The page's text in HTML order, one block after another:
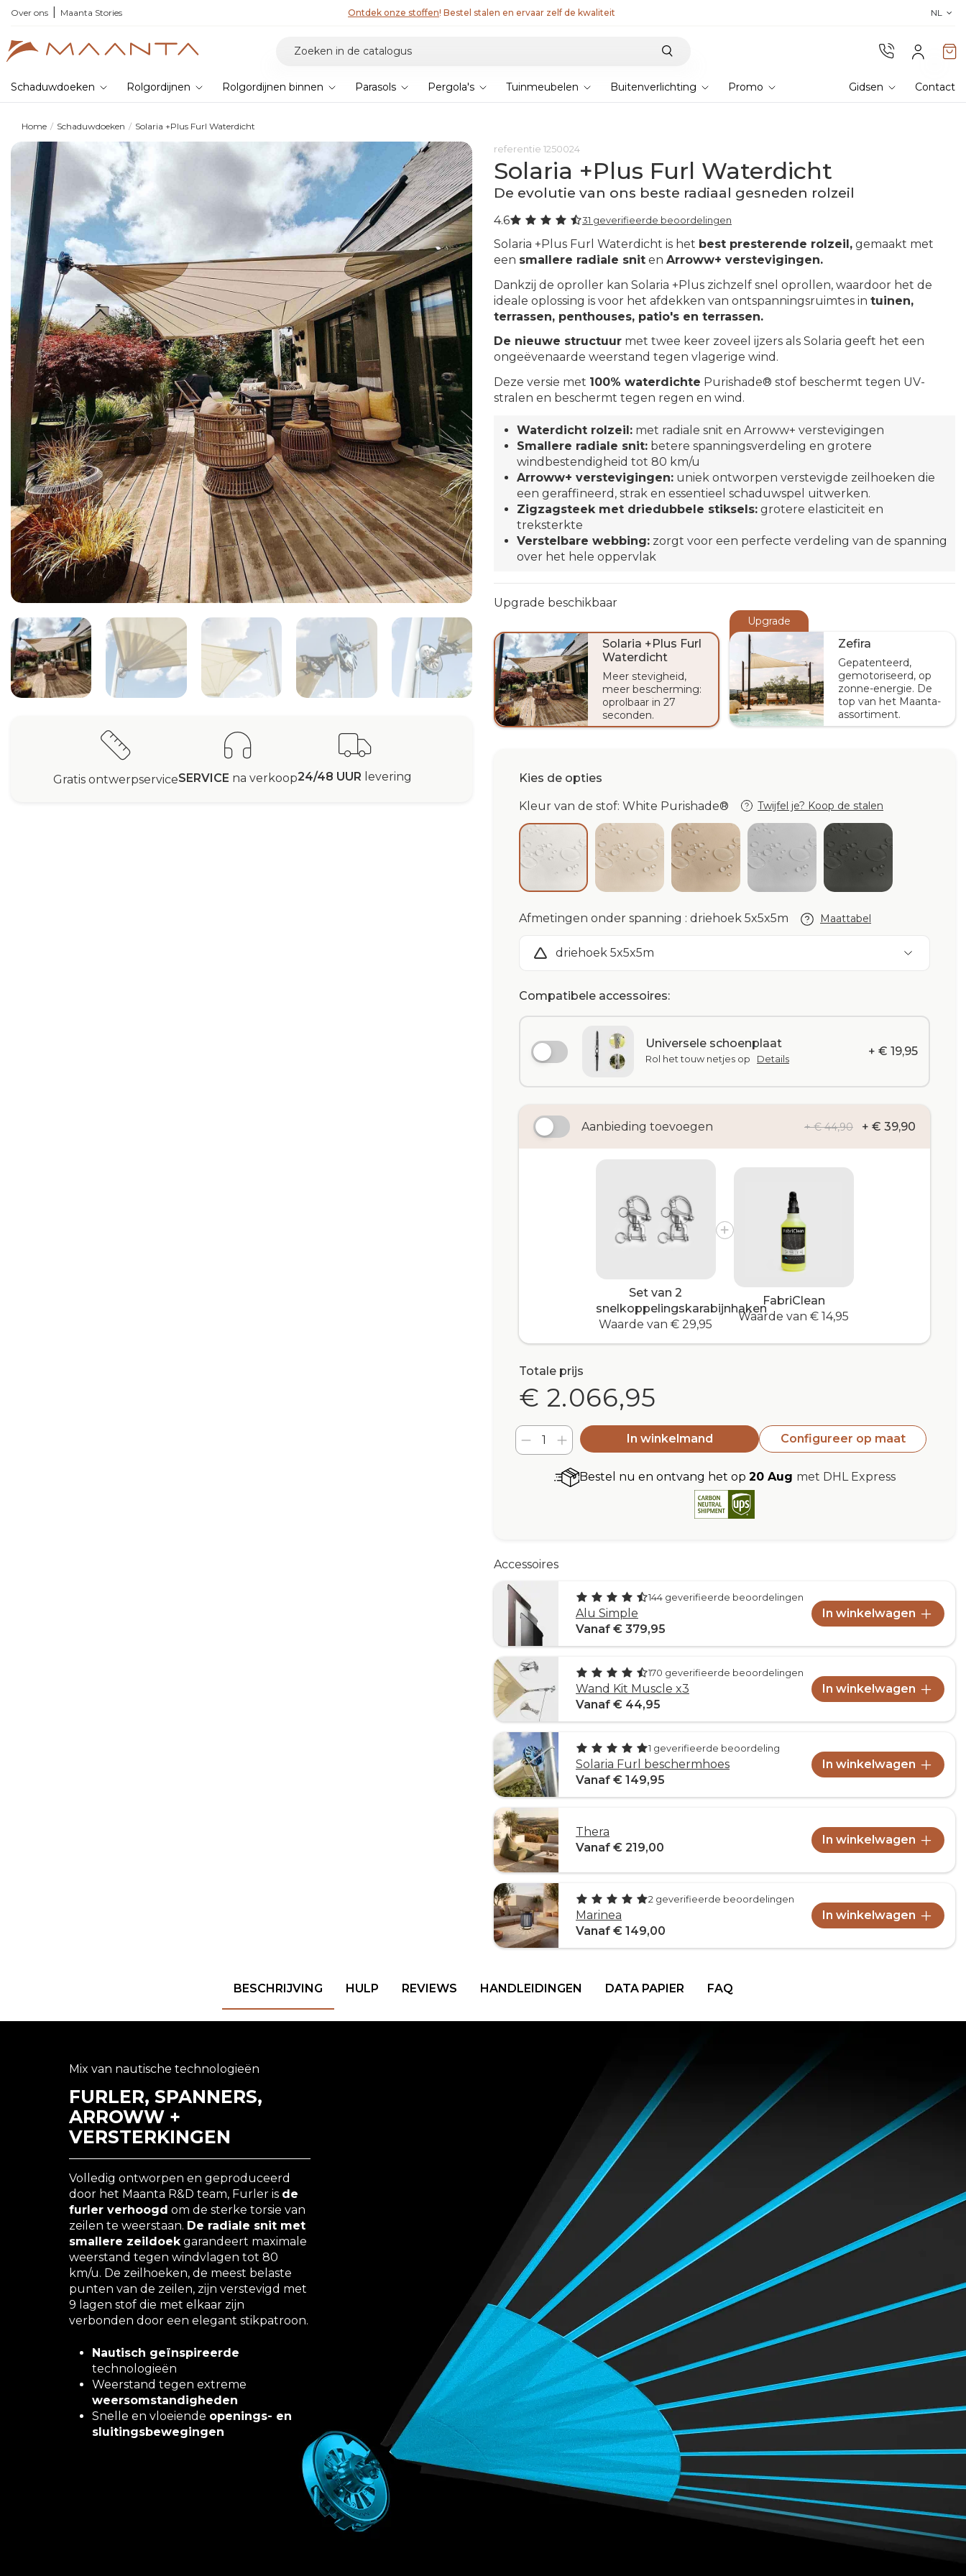
Over ons Maanta Stories
2026 en bespaar 5% Ontdek onze stoffen! Bestel stalen en ervaar zelf de kwaliteit de nieuweNL
Schaduwdoeken Rolgordijnen Rolgordijnen binnen Parasols Pergola's Tuinmeubelen Buitenverlichting Promo Gidsen Contact
Home Schaduwdoeken Solaria +Plus Furl Waterdicht
Gratis ontwerpserviceSERVICE na verkoop24/48 UUR levering
referentie 1250024
Solaria +Plus Furl Waterdicht
De evolutie van ons beste radiaal gesneden rolzeil
4.6 31 geverifieerde beoordelingen
Solaria +Plus Furl Waterdicht is het best presterende rolzeil, gemaakt met
een smallere radiale snit en Arroww+ verstevigingen.
Dankzij de oproller kan Solaria +Plus zichzelf snel oprollen, waardoor het de
ideale oplossing is voor het afdekken van ontspanningsruimtes in tuinen,
terrassen, penthouses, patio's en terrassen.
De nieuwe structuur met twee keer zoveel ijzers als Solaria geeft het een
ongeëvenaarde weerstand tegen vlagerige wind.
Deze versie met 100% waterdichte Purishade® stof beschermt tegen UV-
stralen en beschermt tegen regen en wind.
Waterdicht rolzeil: met radiale snit en Arroww+ verstevigingen
Smallere radiale snit: betere spanningsverdeling en grotere
windbestendigheid tot 80 km/u
Arroww+ verstevigingen: uniek ontworpen verstevigde zeilhoeken die
een geraffineerd, strak en essentieel schaduwspel uitwerken.
Zigzagsteek met driedubbele stiksels: grotere elasticiteit en
treksterkte
Verstelbare webbing: zorgt voor een perfecte verdeling van de spanning
over het hele oppervlak
Upgrade beschikbaar
Solaria +Plus Furl
Waterdicht
Meer stevigheid,
meer bescherming:
oprolbaar in 27
seconden.
Upgrade
Zefira
Gepatenteerd,
gemotoriseerd, op
zonne-energie. De
top van het Maanta-
assortiment.
Kies de opties
Kleur van de stof: White Purishade® Twijfel je? Koop de stalen
White Purishade®Ivory Purishade®Beige Purishade®Cloud Purishade®Graphite
Afmetingen onder spanning : driehoek 5x5x5m Maattabel
driehoek 5x5x5m
Compatibele accessoires:
Universele schoenplaat
Rol het touw netjes op Details
+ € 19,95
Aanbieding toevoegen + € 44,90 + € 39,90
Set van 2
snelkoppelingskarabijnhaken
Waarde van € 29,95
FabriClean
Waarde van € 14,95
Totale prijs
€ 2.066,95
In winkelmand Configureer op maat
Bestel nu en ontvang het op 20 Aug met DHL Express
Accessoires
144 geverifieerde beoordelingen
Alu Simple
Vanaf € 379,95
In winkelwagen
170 geverifieerde beoordelingen
Wand Kit Muscle x3
Vanaf € 44,95
In winkelwagen
1 geverifieerde beoordeling
Solaria Furl beschermhoes
Vanaf € 149,95
In winkelwagen
Thera
Vanaf € 219,00
In winkelwagen
2 geverifieerde beoordelingen
Marinea
Vanaf € 149,00
In winkelwagen
BESCHRIJVING HULP REVIEWS HANDLEIDINGEN DATA PAPIER FAQ
Mix van nautische technologieën
FURLER, SPANNERS,
ARROWW +
VERSTERKINGEN
Volledig ontworpen en geproduceerd
door het Maanta R&D team, Furler is de
furler verhoogd om de sterke torsie van
zeilen te weerstaan. De radiale snit met
smallere zeildoekgarandeert maximale
weerstand tegen windvlagen tot 80
km/u. De zeilhoeken, de meest belaste
punten van de zeilen, zijn verstevigd met
9 lagen stof die met elkaar zijn
verbonden door een elegant stikpatroon.
Nautisch geïnspireerde
technologieën
Weerstand tegen extreme
weersomstandigheden
Snelle en vloeiende openings- en
sluitingsbewegingen